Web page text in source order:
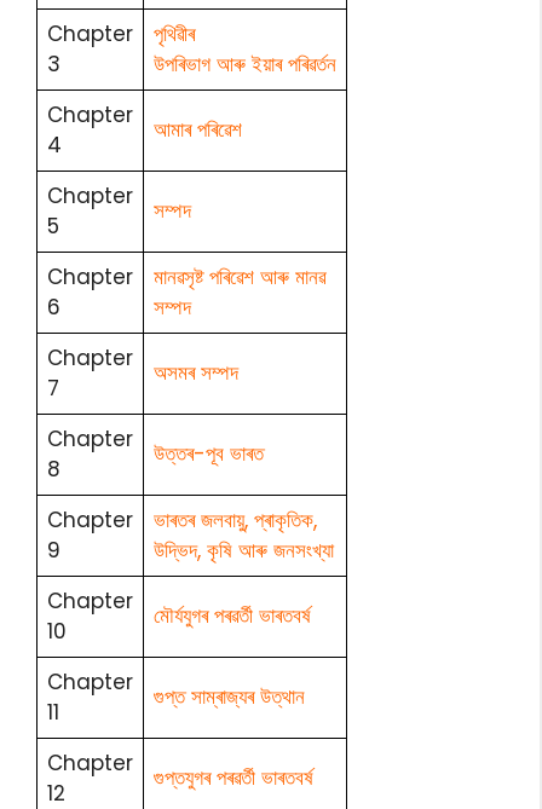
Chapter
3
পৃথিৱীৰ
উপৰিভাগ আৰু ইয়াৰ পৰিৱৰ্তন
Chapter
4
আমাৰ পৰিৱেশ
Chapter
5
সম্পদ
Chapter
6
মানৱসৃষ্ট পৰিৱেশ আৰু মানৱ
সম্পদ
Chapter
7
অসমৰ সম্পদ
Chapter
8
উত্তৰ-পূব ভাৰত
Chapter
9
ভাৰতৰ জলবায়ু, প্ৰাকৃতিক,
উদ্ভিদ, কৃষি আৰু জনসংখ্যা
Chapter
10
মৌৰ্যযুগৰ পৰৱৰ্তী ভাৰতবৰ্ষ
Chapter
11
গুপ্ত সাম্ৰাজ্যৰ উত্থান
Chapter
12
গুপ্তযুগৰ পৰৱৰ্তী ভাৰতবৰ্ষ